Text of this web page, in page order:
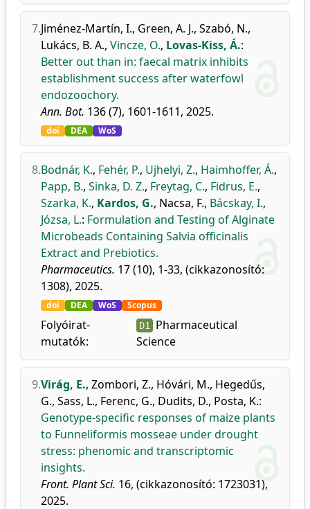
7.Jiménez-Martín, I., Green, A. J., Szabó, N.,
Lukács, B. A., Vincze, O., Lovas-Kiss, Á.:
Better out than in: faecal matrix inhibits
establishment success after waterfowl
endozoochory.
Ann. Bot. 136 (7), 1601-1611, 2025.
doi DEA WoS
8.Bodnár, K., Fehér, P., Ujhelyi, Z., Haimhoffer, Á.,
Papp, B., Sinka, D. Z., Freytag, C., Fidrus, E.,
Szarka, K., Kardos, G., Nacsa, F., Bácskay, I.,
Józsa, L.: Formulation and Testing of Alginate
Microbeads Containing Salvia officinalis
Extract and Prebiotics.
Pharmaceutics. 17 (10), 1-33, (cikkazonosító:
1308), 2025.
doi DEA WoS Scopus
Folyóirat-
mutatók:
D1
Pharmaceutical
Science
9.Virág, E., Zombori, Z., Hóvári, M., Hegedűs,
G., Sass, L., Ferenc, G., Dudits, D., Posta, K.:
Genotype-specific responses of maize plants
to Funneliformis mosseae under drought
stress: phenomic and transcriptomic
insights.
Front. Plant Sci. 16, (cikkazonosító: 1723031),
2025.